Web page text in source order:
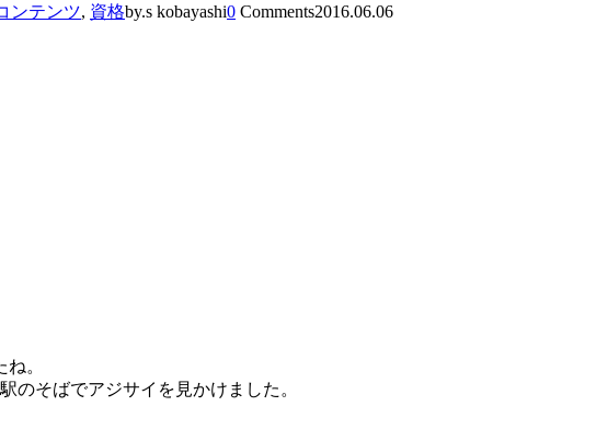
ンテンツ, 資格by.s kobayashi0 Comments2016.06.06
。
のそばでアジサイを見かけました。